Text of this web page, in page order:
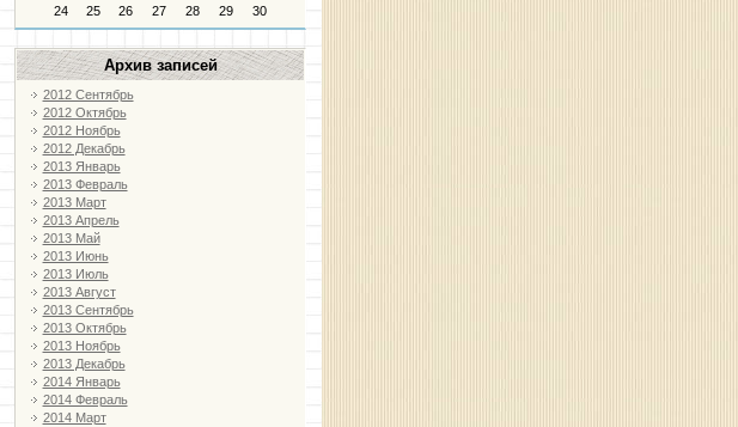
24
25 26 27 28 29 30
Архив записей
2012 Сентябрь
2012 Октябрь
2012 Ноябрь
2012 Декабрь
2013 Январь
2013 Февраль
2013 Март
2013 Апрель
2013 Май
2013 Июнь
2013 Июль
2013 Август
2013 Сентябрь
2013 Октябрь
2013 Ноябрь
2013 Декабрь
2014 Январь
2014 Февраль
2014 Март